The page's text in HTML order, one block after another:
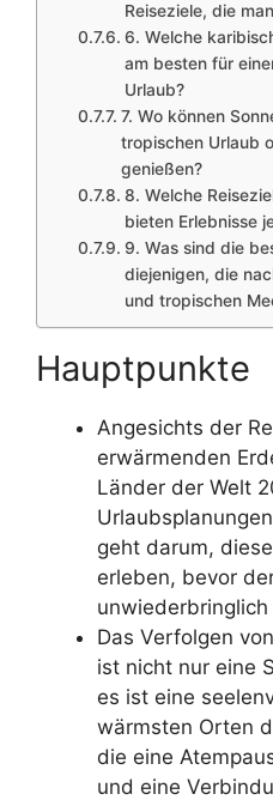
Reiseziele, die
6. Welche
am besten für
Urlaub?
7. Wo können
tropischen Urlaub
genießen?
8. Welche
bieten Erlebnisse
9. Was sind die
diejenigen, die
und tropischen
Hauptpunkte
Angesichts der
erwärmenden
Länder der Welt
geht darum,
erleben, bevor
Das Verfolgen
ist nicht nur eine
es ist eine
wärmsten Orten
die eine
und eine